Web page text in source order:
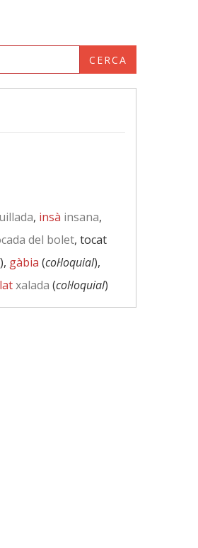
CERCA
, insà insana,
del bolet, tocat
), gàbia (col·loquial),
xalada (col·loquial)